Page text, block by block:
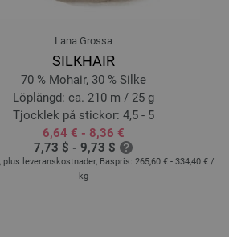
Lana Grossa
SILKHAIR
70 % Mohair, 30 % Silke
Löplängd: ca. 210 m / 25 g
Tjocklek på stickor: 4,5 - 5
6,64 € - 8,36 €
7,73 $ - 9,73 $
plus leveranskostnader, Baspris: 265,60 € - 334,40 € /
kg